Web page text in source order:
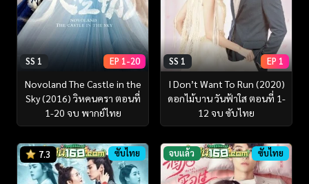
SS 1 EP 1-20
Novoland The Castle in the
Sky (2016) วิหคนครา ตอนที่
1-20 จบ พากย์ไทย
SS 1 EP 1
I Don’t Want To Run (2020)
ดอกไม้บาน วันฟ้าใส ตอนที่ 1-
12 จบ ซับไทย
7.3 ซับไทย จบแล้ว ซับไทย